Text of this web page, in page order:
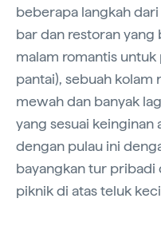
beberapa langkah
bar dan restoran yang
malam romantis
pantai), sebuah kolam
mewah dan banyak
yang sesuai keinginan
dengan pulau ini
bayangkan tur
piknik di atas teluk